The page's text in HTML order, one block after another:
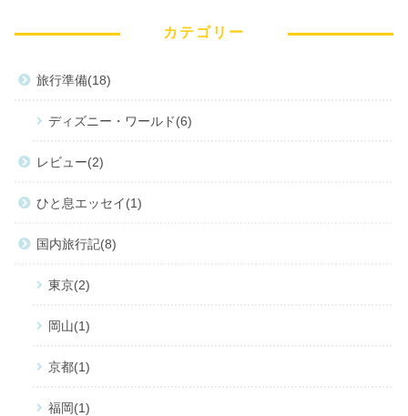
カテゴリー
旅行準備 18
ディズニー・ワールド 6
レビュー 2
ひと息エッセイ 1
国内旅行記 8
東京 2
岡山 1
京都 1
福岡 1